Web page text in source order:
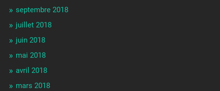
septembre 2018
juillet 2018
juin 2018
mai 2018
avril 2018
mars 2018